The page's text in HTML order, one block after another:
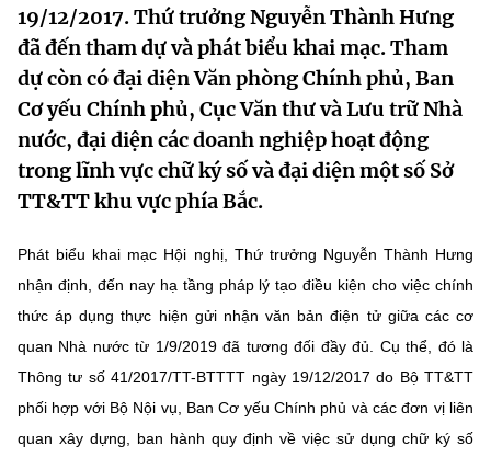
Sở Khoa học và Công nghệ
Chuyển đổi số
Bưu chính, Viễn thông
Sở hữu trí tuệ
Tiêu chuẩn, đo lường, chất lượng
Tin tổng hợp
Tin địa phương
Văn bản QPPL
Văn bản chỉ đạo điều hành
Lấy ý kiến người dân về dự thảo VBQPPL
MST IOFFICE
THỐNG KÊ
Khoa học và Công nghệ
Đổi mới sáng tạo
Bưu chính, Viễn thông
Tiêu chuẩn, đo lường, chất lượng
Năng lượng nguyên tử
Multimedia
THƯ ĐIỆN TỬ
Khác
Videos
Ảnh
Voice
Nhiệm vụ trọng tâm
19/12/2017. Thứ trưởng Nguyễn Thành Hưng
đã đến tham dự và phát biểu khai mạc. Tham
dự còn có đại diện Văn phòng Chính phủ, Ban
Cơ yếu Chính phủ, Cục Văn thư và Lưu trữ Nhà
nước, đại diện các doanh nghiệp hoạt động
trong lĩnh vực chữ ký số và đại diện một số Sở
TT&TT khu vực phía Bắc.
Phát biểu khai mạc Hội nghị, Thứ trưởng Nguyễn Thành Hưng
nhận định, đến nay hạ tầng pháp lý tạo điều kiện cho việc chính
thức áp dụng thực hiện gửi nhận văn bản điện tử giữa các cơ
quan Nhà nước từ 1/9/2019 đã tương đối đầy đủ. Cụ thể, đó là
Thông tư số 41/2017/TT-BTTTT ngày 19/12/2017 do Bộ TT&TT
phối hợp với Bộ Nội vụ, Ban Cơ yếu Chính phủ và các đơn vị liên
quan xây dựng, ban hành quy định về việc sử dụng chữ ký số